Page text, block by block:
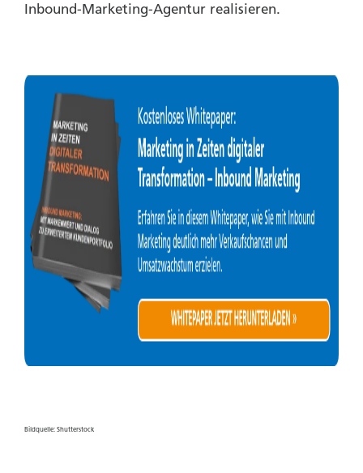
Inbound-Marketing-Agentur realisieren.
Bildquelle: Shutterstock